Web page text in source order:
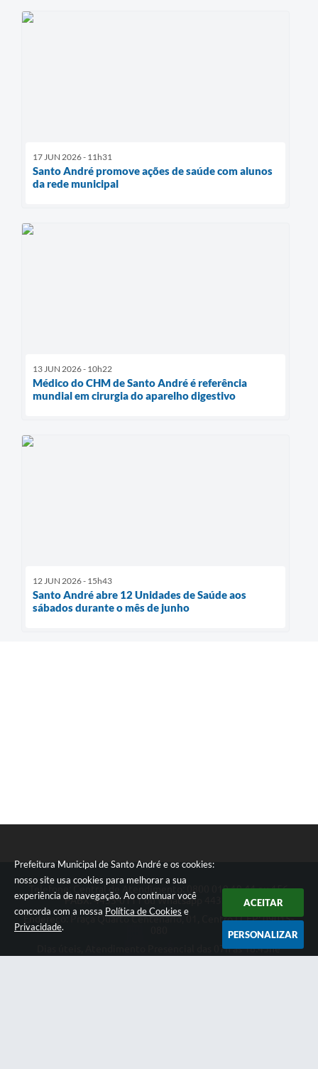
Prefeitura Municipal de Santo André e os cookies:
nosso site usa cookies para melhorar a sua
experiência de navegação. Ao continuar você
concorda com a nossa Política de Cookies e
Privacidade.
ACEITAR
PERSONALIZAR
17 JUN 2026 - 11h31
Santo André promove ações de saúde com alunos
da rede municipal
13 JUN 2026 - 10h22
Médico do CHM de Santo André é referência
mundial em cirurgia do aparelho digestivo
12 JUN 2026 - 15h43
Santo André abre 12 Unidades de Saúde aos
sábados durante o mês de junho
Telefone: Central de Atendimento: 0800 019 19 44 ou 156
PABX: 4433-0111 ou Whatsapp 4433-0123
Endereço: Praça Quarto Centenário, 01, Centro | CEP: 09015-
Dias úteis, Atendimento Presencial das 07h as 18:45he